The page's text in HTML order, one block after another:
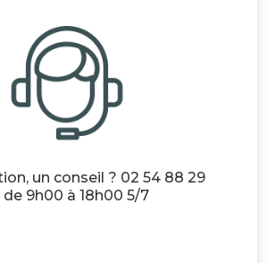
un conseil ? 02 54 88 29
de 9h00 à 18h00 5/7